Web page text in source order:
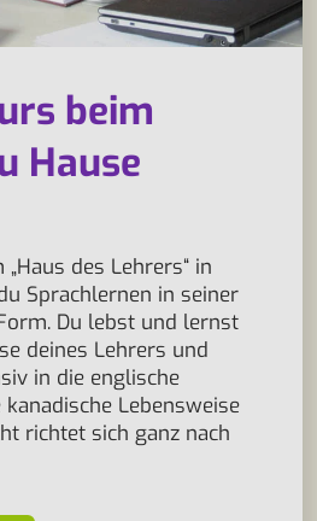
beim
Hause
des Lehrers“ in
Sprachlernen in seiner
Du lebst und lernst
deines Lehrers und
in die englische
Lebensweise
richtet sich ganz nach